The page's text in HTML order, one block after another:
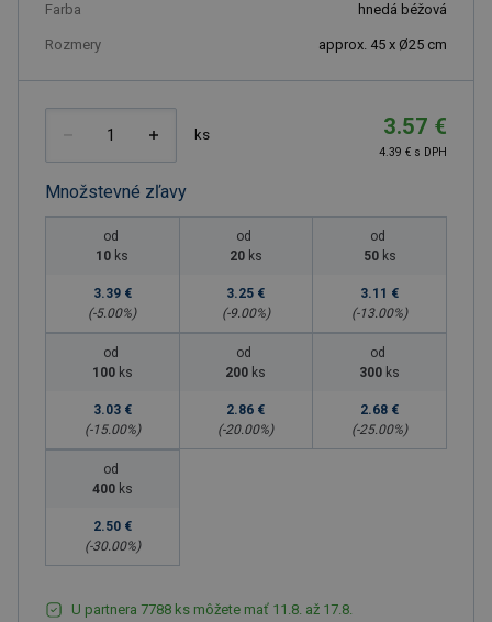
Farba hnedá béžová
Rozmery approx. 45 x Ø25 cm
ks 3.57 €
4.39 € s DPH
Množstevné zľavy
od
10 ks
3.39 €
(-5.00%)
od
20 ks
3.25 €
(-9.00%)
od
50 ks
3.11 €
(-13.00%)
od
100 ks
3.03 €
(-15.00%)
od
200 ks
2.86 €
(-20.00%)
od
300 ks
2.68 €
(-25.00%)
od
400 ks
2.50 €
(-30.00%)
U partnera 7788 ks môžete mať 11.8. až 17.8.